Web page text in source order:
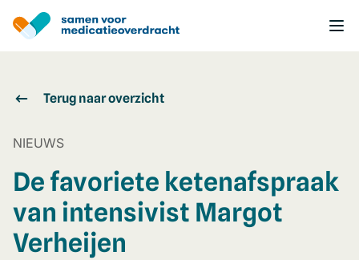
Overslaan
en
gaanTerug naar overzicht
NIEUWS
De favoriete ketenafspraak
van intensivist Margot
Verheijen